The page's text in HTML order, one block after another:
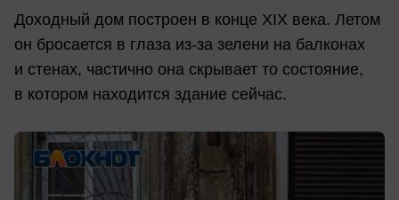
Доходный дом построен в конце XIX века. Летом
он бросается в глаза из-за зелени на балконах
и стенах, частично она скрывает то состояние,
в котором находится здание сейчас.